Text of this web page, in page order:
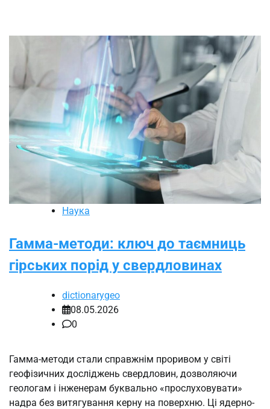
Наука
Гамма-методи: ключ до таємниць
гірських порід у свердловинах
dictionarygeo
08.05.2026
0
Гамма-методи стали справжнім проривом у світі
геофізичних досліджень свердловин, дозволяючи
геологам і інженерам буквально «прослуховувати»
надра без витягування керну на поверхню. Ці ядерно-